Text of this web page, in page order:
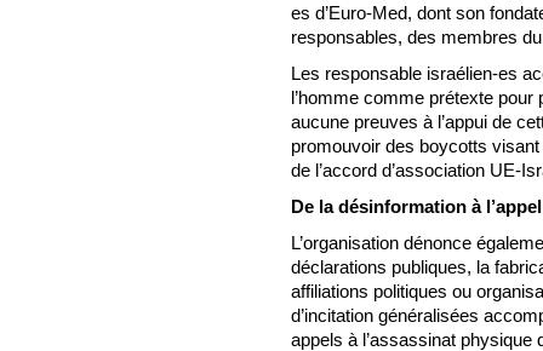
es d’Euro-Med, dont son
responsables, des membres
Les responsable israélien-es
l’homme comme prétexte
aucune preuves à l’appui de
promouvoir des boycotts
de l’accord d’association UE-
De la désinformation à
L’organisation dénonce
déclarations publiques, la
affiliations politiques ou
d’incitation généralisées
appels à l’assassinat physique